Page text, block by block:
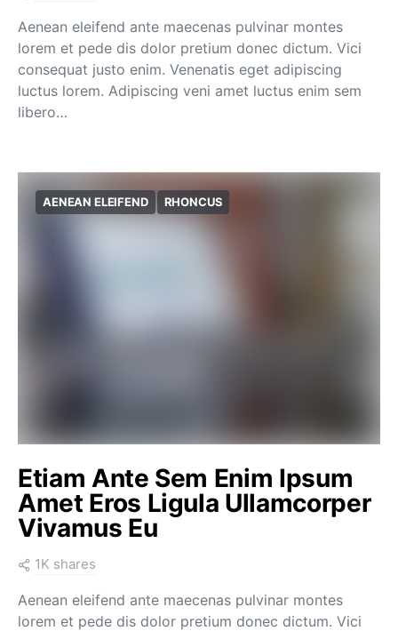
Aenean eleifend ante maecenas pulvinar montes
lorem et pede dis dolor pretium donec dictum. Vici
consequat justo enim. Venenatis eget adipiscing
luctus lorem. Adipiscing veni amet luctus enim sem
libero…
AENEAN ELEIFEND RHONCUS
Etiam Ante Sem Enim Ipsum
Amet Eros Ligula Ullamcorper
Vivamus Eu
1K shares
Aenean eleifend ante maecenas pulvinar montes
lorem et pede dis dolor pretium donec dictum. Vici